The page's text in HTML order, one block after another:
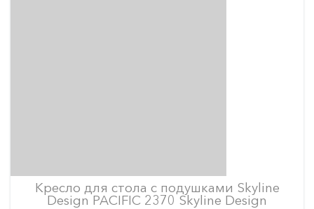
Кресло для стола с подушками Skyline
Design PACIFIC 2370 Skyline Design